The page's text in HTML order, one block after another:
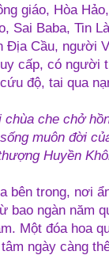
giáo, Hòa
Sai Baba, Tin
Cầu, người
cấp, có người
độ, tai qua
chùa che chở
muôn đời
Huyền
bên trong, nơi
bao ngàn năm
Một đóa hoa
ngày càng